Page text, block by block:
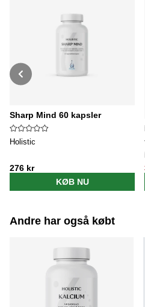
Sharp Mind 60 kapsler
Holistic
276 kr
KØB NU
Andre har også købt